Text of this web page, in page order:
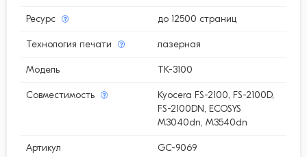
Ресурс до 12500 страниц
Технология печати лазерная
Модель TK-3100
Совместимость
Kyocera FS-2100, FS-2100D,
FS-2100DN, ECOSYS
M3040dn, M3540dn
Артикул GC-9069